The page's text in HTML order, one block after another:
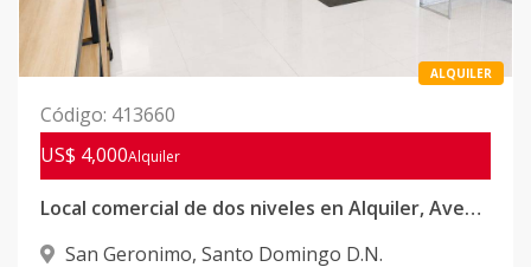
ALQUILER
Código: 413660
US$ 4,000Alquiler
Local comercial de dos niveles en Alquiler, Avenida Olof Palme, San Geronimo
San Geronimo, Santo Domingo D.N.